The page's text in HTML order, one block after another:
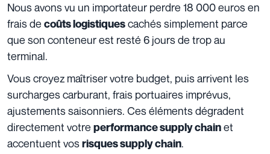
Nous avons vu un importateur perdre 18 000 euros en
frais de coûts logistiquescachés simplement parce
que son conteneur est resté 6 jours de trop au
terminal.
Vous croyez maîtriser votre budget, puis arrivent les
surcharges carburant, frais portuaires imprévus,
ajustements saisonniers. Ces éléments dégradent
directement votre performance supply chainet
accentuent vosrisques supply chain.